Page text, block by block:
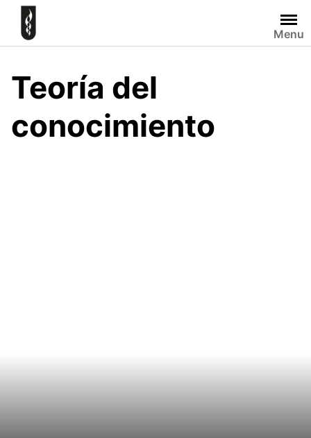
Skip
content
Menu
Teoría del
conocimiento